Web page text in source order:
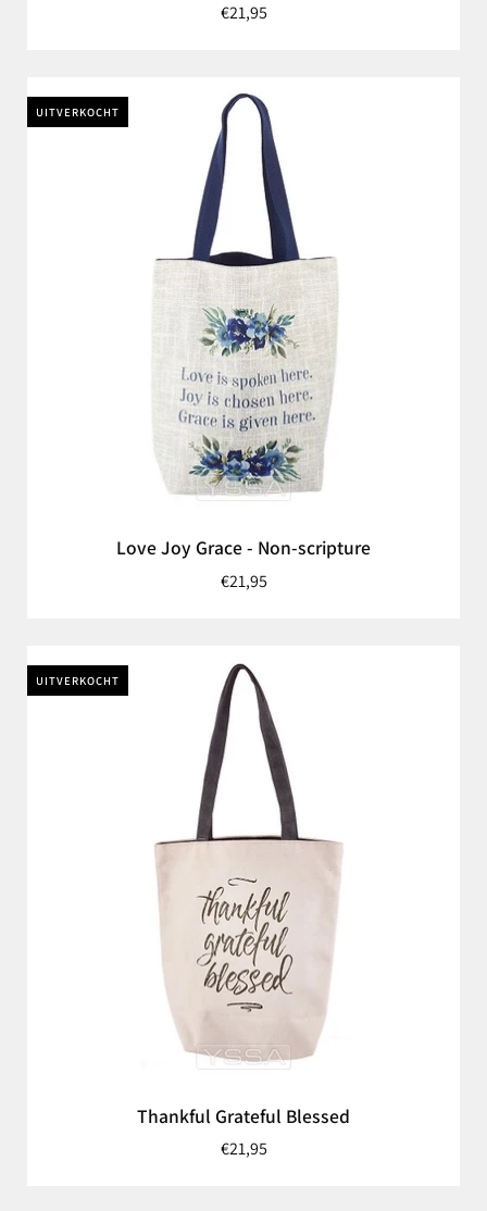
€21,95
UITVERKOCHT
Love Joy Grace - Non-scripture
€21,95
UITVERKOCHT
Thankful Grateful Blessed
€21,95